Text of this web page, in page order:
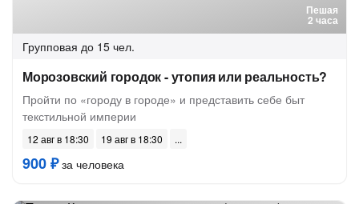
Пешая
2 часа
Групповая до 15 чел.
Морозовский городок - утопия или реальность?
Пройти по «городу в городе» и представить себе быт
текстильной империи
12 авг в 18:30 19 авг в 18:30
900 ₽за человека